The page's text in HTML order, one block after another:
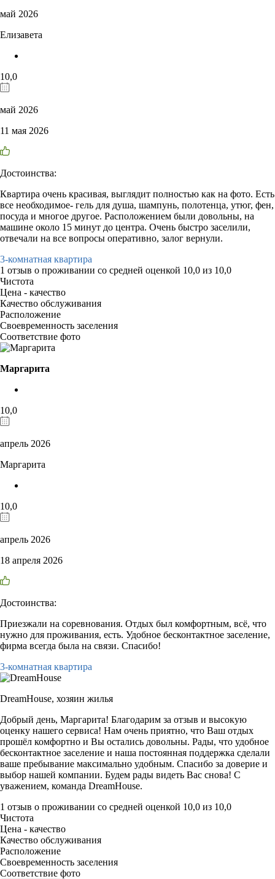
май 2026
Елизавета
10,0
май 2026
11 мая 2026
Достоинства:
Квартира очень красивая, выглядит полностью как на фото. Есть
все необходимое- гель для душа, шампунь, полотенца, утюг, фен,
посуда и многое другое. Расположением были довольны, на
машине около 15 минут до центра. Очень быстро заселили,
отвечали на все вопросы оперативно, залог вернули.
3-комнатная квартира
1 отзыв о проживании со средней оценкой 10,0 из 10,0
Чистота
Цена - качество
Качество обслуживания
Расположение
Своевременность заселения
Соответствие фото
Маргарита
10,0
апрель 2026
Маргарита
10,0
апрель 2026
18 апреля 2026
Достоинства:
Приезжали на соревнования. Отдых был комфортным, всё, что
нужно для проживания, есть. Удобное бесконтактное заселение,
фирма всегда была на связи. Спасибо!
3-комнатная квартира
DreamHouse, хозяин жилья
Добрый день, Маргарита! Благодарим за отзыв и высокую
оценку нашего сервиса! Нам очень приятно, что Ваш отдых
прошёл комфортно и Вы остались довольны. Рады, что удобное
бесконтактное заселение и наша постоянная поддержка сделали
ваше пребывание максимально удобным. Спасибо за доверие и
выбор нашей компании. Будем рады видеть Вас снова! С
уважением, команда DreamHouse.
1 отзыв о проживании со средней оценкой 10,0 из 10,0
Чистота
Цена - качество
Качество обслуживания
Расположение
Своевременность заселения
Соответствие фото